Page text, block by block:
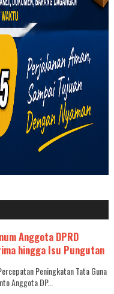
Anggota DPRD
hingga Isu Pungutan
Peningkatan Tata Guna
Anggota DP...